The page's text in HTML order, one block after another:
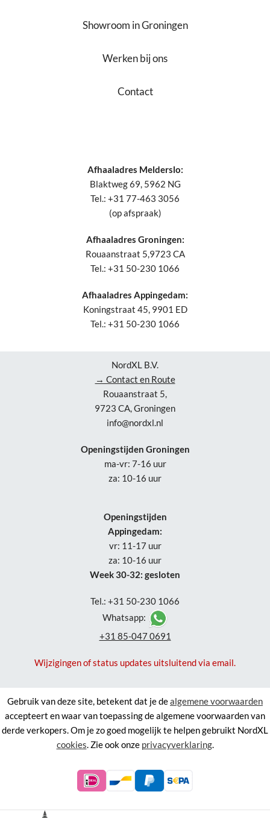
Showroom in Groningen
Werken bij ons
Contact
Afhaaladres Melderslo:
Blaktweg 69, 5962 NG
Tel.: +31 77-463 3056
(op afspraak)
Afhaaladres Groningen:
Rouaanstraat 5,9723 CA
Tel.: +31 50-230 1066
Afhaaladres Appingedam:
Koningstraat 45, 9901 ED
Tel.: +31 50-230 1066
NordXL B.V.
→ Contact en Route
Rouaanstraat 5,
9723 CA, Groningen
info@nordxl.nl
Openingstijden Groningen
ma-vr: 7-16 uur
za: 10-16 uur
Openingstijden
Appingedam:
vr: 11-17 uur
za: 10-16 uur
Week 30-32: gesloten
Tel.: +31 50-230 1066
Whatsapp:
+31 85-047 0691
Wijzigingen of status updates uitsluitend via email.
Gebruik van deze site, betekent dat je dealgemene voorwaarden
accepteert en waar van toepassing de algemene voorwaarden van
derde verkopers. Om je zo goed mogelijk te helpen gebruikt NordXL
cookies . Zie ook onze privacyverklaring.